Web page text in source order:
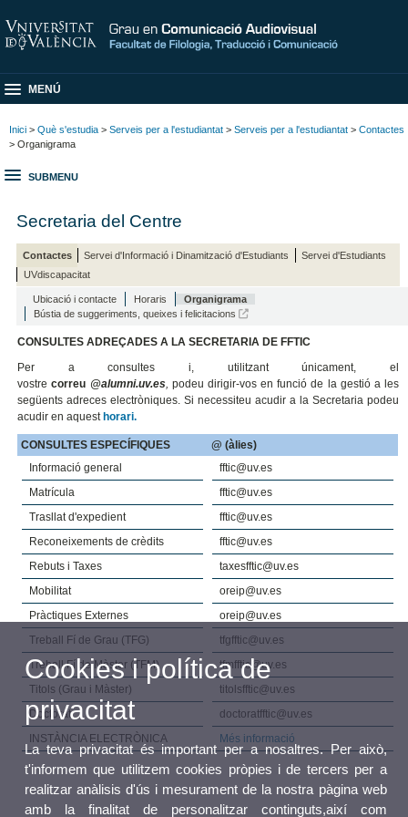
MENÚ
Inici > Què s'estudia > Serveis per a l'estudiantat > Serveis per a l'estudiantat > Contactes
> Organigrama
SUBMENU
Secretaria del Centre
Contactes Servei d'Informació i Dinamització d'Estudiants
Servei d'Estudiants
UVdiscapacitat
Ubicació i contacte Horaris
Organigrama
Bústia de suggeriments, queixes i felicitacions
CONSULTES ADREÇADES A LA SECRETARIA DE FFTIC
Per a consultes i, utilitzant únicament, el
vostrecorreu @alumni.uv.es, podeu dirigir-vos en funció de la gestió a les
següents adreces electròniques. Si necessiteu acudir a la Secretaria podeu
acudir en aquesthorari.
CONSULTES ESPECÍFIQUES
@ (àlies)
Informació general
fftic@uv.es
Matrícula
fftic@uv.es
Trasllat d'expedient
fftic@uv.es
Reconeixements de crèdits
fftic@uv.es
Rebuts i Taxes
taxesfftic@uv.es
Mobilitat
oreip@uv.es
Pràctiques Externes
oreip@uv.es
Treball Fí de Grau (TFG)
tfgfftic@uv.es
Treball Fí de Màster (TFM)
tfmfftic@uv.es
Titols (Grau i Màster)
titolsfftic@uv.es
Doctorat
doctoratfftic@uv.es
INSTÀNCIA ELECTRÒNICA
Més informació
Cookies i política de
privacitat
La teva privacitat és important per a nosaltres. Per això,
t'informem que utilitzem cookies pròpies i de tercers per a
realitzar anàlisis d'ús i mesurament de la nostra pàgina web
amb la finalitat de personalitzar continguts,així com